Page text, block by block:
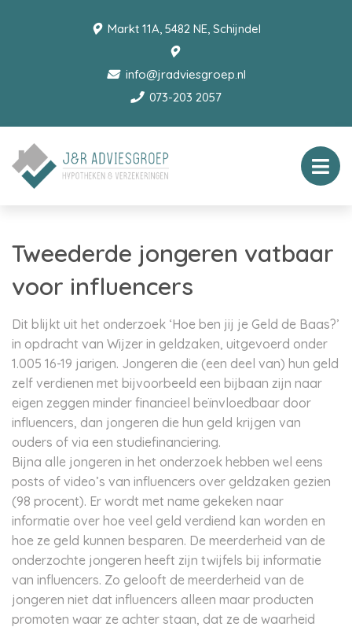
Markt 11A, 5482 NE, Schijndel
info@jradviesgroep.nl
073-203 2057
Tweederde jongeren vatbaar
voor influencers
Dit blijkt uit het onderzoek ‘Hoe ben jij je Geld de Baas?’
in opdracht van Wijzer in geldzaken, uitgevoerd onder
1.005 16-19 jarigen. Jongeren die (een deel van) hun geld
zelf verdienen met bijvoorbeeld een bijbaan zijn naar
eigen zeggen minder financieel beïnvloedbaar door
influencers, dan jongeren die hun geld krijgen van
ouders of via een studiefinanciering.
Bijna alle jongeren in het onderzoek hebben wel eens
posts of video’s van influencers over geldzaken gezien
(98 procent). Er wordt met name gekeken naar
informatie over hoe veel geld verdiend kan worden en
hoe ze geld kunnen besparen. De meerderheid van de
onderzochte jongeren heeft zijn twijfels bij informatie
van influencers. Zo gelooft de meerderheid van de
jongeren niet dat influencers alleen maar producten
promoten waar ze achter staan, dat ze de waarheid